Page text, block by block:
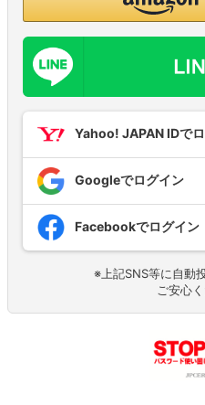
Yahoo! JAPAN IDで
Googleでログイン
Facebookでログイン
※上記SNS等に自動
ご安心く